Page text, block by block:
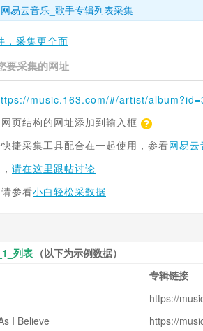
网易云音乐_歌手专辑列表采集
，采集更全面
music.163.com/#/artist/
页结构的网址添加到输入框
捷采集工具配合在一起使用，参看网易
请在这里跟帖讨论
参看小白轻松采数据
列表 （以下为示例数据）
专辑链接
https://
I Believe https://